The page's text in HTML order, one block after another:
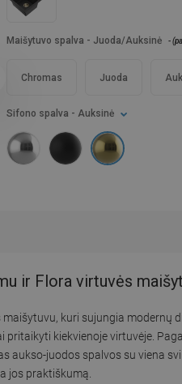
Sifono spalva - Auksinė
Maišytuvo spalva - Juoda/Auksinė - (
Juoda
Chromas
ir Flora virtuvės
kuri sujungia modernų
kiekvienoje virtuvėje.
aukso-juodos spalvos su viena
jos praktiškumą.